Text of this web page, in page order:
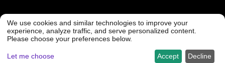
客户支持
support@freedx.com @ Freedx 2026
We use cookies and similar technologies to improve your
experience, analyze traffic, and serve personalized content.
Please choose your preferences below.
Let me choose Decline
Accept